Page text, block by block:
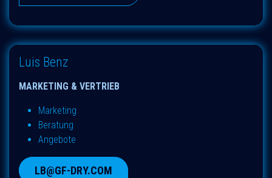
Luis Benz
MARKETING & VERTRIEB
Marketing
Beratung
Angebote
LB@GF-DRY.COM